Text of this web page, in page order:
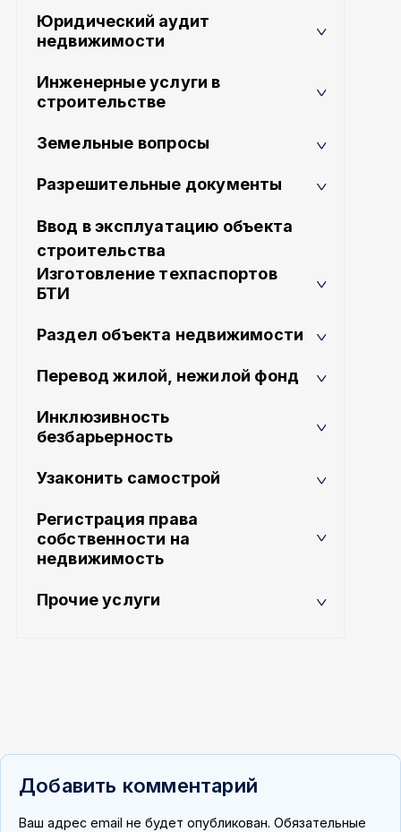
Юридический аудит
недвижимости
Инженерные услуги в
строительстве
Земельные вопросы
Разрешительные документы
Ввод в эксплуатацию объекта
строительства
Изготовление техпаспортов
БТИ
Раздел объекта недвижимости
Перевод жилой, нежилой фонд
Инклюзивность
безбарьерность
Узаконить самострой
Регистрация права
собственности на
недвижимость
Прочие услуги
Добавить комментарий
Ваш адрес email не будет опубликован. Обязательные